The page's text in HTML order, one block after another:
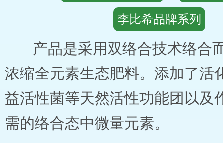
李比希品牌系列
产品是采用双络合技术络合
浓缩全元素生态肥料。添加了活
益活性菌等天然活性功能团以及
需的络合态中微量元素。